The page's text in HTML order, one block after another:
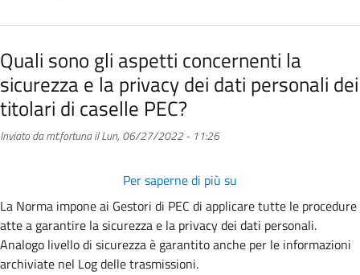
per
servizio?
Quali sono gli aspetti concernenti la
sicurezza e la privacy dei dati personali dei
titolari di caselle PEC?
Inviato damt.fortunailLun, 06/27/2022 - 11:26
Per saperne di più su
sono
gli
aspetti
concernenti
La Norma impone ai Gestori di PEC di applicare tutte le procedure
atte a garantire la sicurezza e la privacy dei dati personali.
Analogo livello di sicurezza è garantito anche per le informazioni
archiviate nel Log delle trasmissioni.